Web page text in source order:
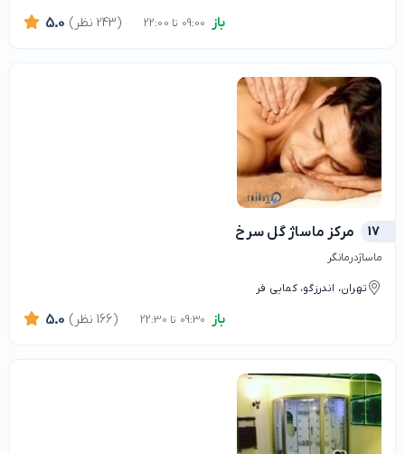
باز 5.0 (243 نظر)
17 مرکز ماساژ گل سرخ
ماساژدرمانگر
تهران، اندرزگو، کمایی فر
باز 5.0 (166 نظر)